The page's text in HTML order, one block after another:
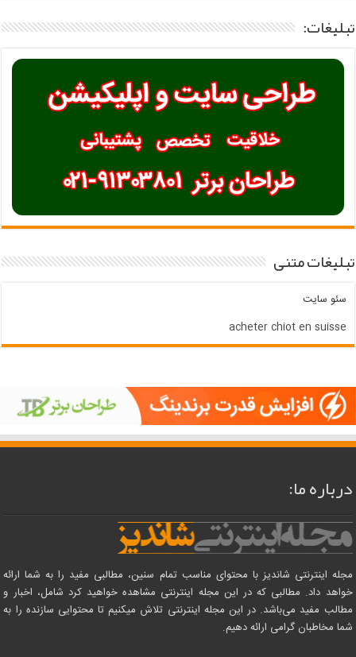
تبلیغات:
تبلیغات متنی
سئو سایت
acheter chiot en suisse
درباره ما:
مجله اینترنتی شاندیز با محتوای مناسب تمام سنین، مطالبی مفید را به شما ارائه
خواهد داد. مطالبی که در این مجله اینترنتی مشاهده خواهید کرد شامل، اخبار و
مطالب مفید می‌باشد. در این مجله اینترنتی تلاش میکنیم تا محتوایی سازنده را به
شما مخاطبان گرامی ارائه دهیم.